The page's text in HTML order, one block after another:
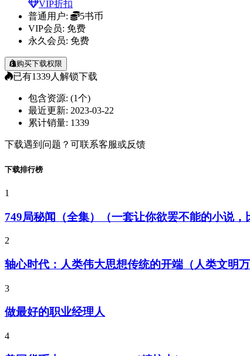
VIP折扣
普通用户:
5书币
VIP会员: 免费
永久会员: 免费
购买下载权限
已有1339人解锁下载
包含资源: (1个)
最近更新: 2023-03-22
累计销量: 1339
下载遇到问题？可联系客服或反馈
下载排行榜
1
749局秘闻（全集）（一套让你欲罢不能的小说
2
轴心时代：人类伟大思想传统的开端（人类文明
3
做最好的职业经理人
4